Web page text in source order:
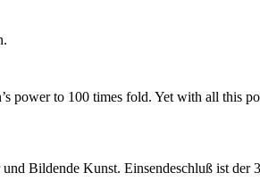
power to 100 times fold. Yet with all
Bildende Kunst. Einsendeschluß ist der